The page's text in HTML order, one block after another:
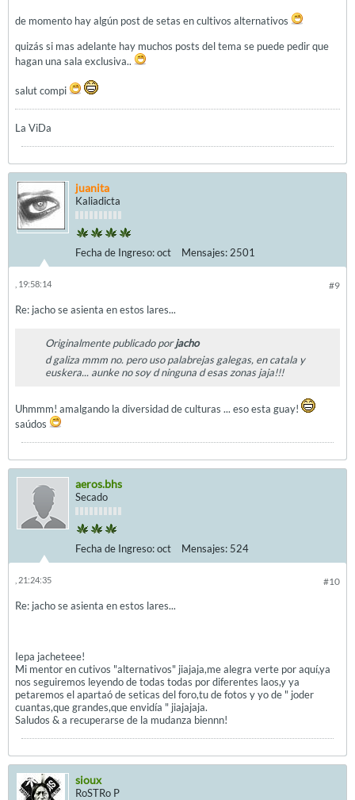
de momento hay algún post de setas en cultivos alternativos
quizás si mas adelante hay muchos posts del tema se puede pedir que
hagan una sala exclusiva..
salut compi
La ViDa
juanita
Kaliadicta
Fecha de Ingreso:oct Mensajes: 2501
#9
, 19:58:14
Re: jacho se asienta en estos lares...
Originalmente publicado porjacho
d galiza mmm no. pero uso palabrejas galegas, en catala y
euskera... aunke no soy d ninguna d esas zonas jaja!!!
Uhmmm! amalgando la diversidad de culturas ... eso esta guay!
saúdos
aeros.bhs
Secado
Fecha de Ingreso:oct Mensajes: 524
#10
, 21:24:35
Re: jacho se asienta en estos lares...
Iepa jacheteee!
Mi mentor en cutivos "alternativos" jiajaja,me alegra verte por aquí,ya
nos seguiremos leyendo de todas todas por diferentes laos,y ya
petaremos el apartaó de seticas del foro,tu de fotos y yo de " joder
cuantas,que grandes,que envidía " jiajajaja.
Saludos & a recuperarse de la mudanza biennn!
sioux
RoSTRo P